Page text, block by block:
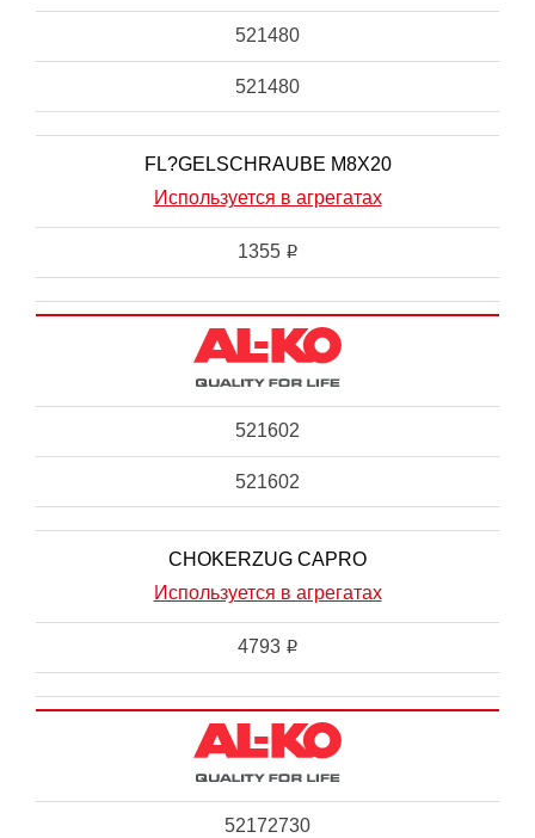
521480
521480
FL?GELSCHRAUBE M8X20
Используется в агрегатах
1355 i
521602
521602
CHOKERZUG CAPRO
Используется в агрегатах
4793 i
52172730